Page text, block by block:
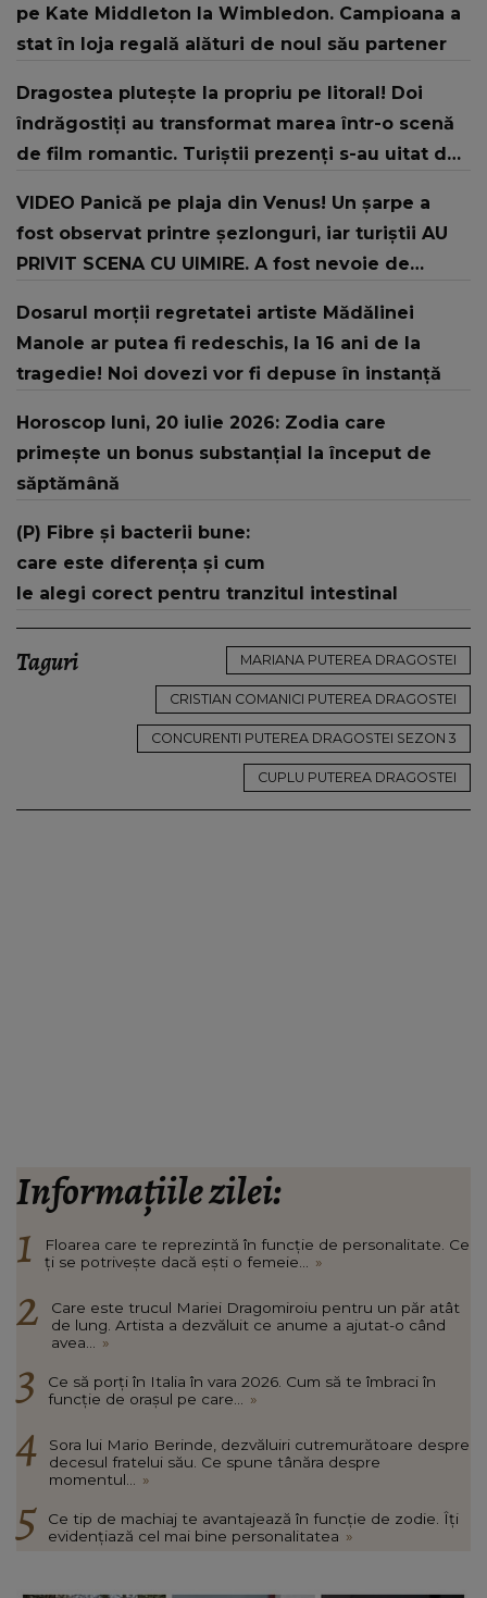
pe Kate Middleton la Wimbledon. Campioana a
stat în loja regală alături de noul său partener
Dragostea plutește la propriu pe litoral! Doi
îndrăgostiți au transformat marea într-o scenă
de film romantic. Turiștii prezenți s-au uitat de
VIDEO Panică pe plaja din Venus! Un şarpe a
fost observat printre şezlonguri, iar turiştii AU
PRIVIT SCENA CU UIMIRE. A fost nevoie de
Dosarul morții regretatei artiste Mădălinei
Manole ar putea fi redeschis, la 16 ani de la
tragedie! Noi dovezi vor fi depuse în instanță
Horoscop luni, 20 iulie 2026: Zodia care
primește un bonus substanțial la început de
săptămână
(P) Fibre și bacterii bune:
care este diferența și cum
le alegi corect pentru tranzitul intestinal
Taguri MARIANA PUTEREA DRAGOSTEI
CRISTIAN COMANICI PUTEREA DRAGOSTEI
CONCURENTI PUTEREA DRAGOSTEI SEZON 3
CUPLU PUTEREA DRAGOSTEI
Informațiile zilei:
Floarea care te reprezintă în funcție de personalitate. Ce
ți se potrivește dacă ești o femeie...
»
Care este trucul Mariei Dragomiroiu pentru un păr atât
de lung. Artista a dezvăluit ce anume a ajutat-o când
avea...
»
Ce să porți în Italia în vara 2026. Cum să te îmbraci în
funcție de orașul pe care...
»
Sora lui Mario Berinde, dezvăluiri cutremurătoare despre
decesul fratelui său. Ce spune tânăra despre
momentul...
»
Ce tip de machiaj te avantajează în funcție de zodie. Îți
evidențiază cel mai bine personalitatea »